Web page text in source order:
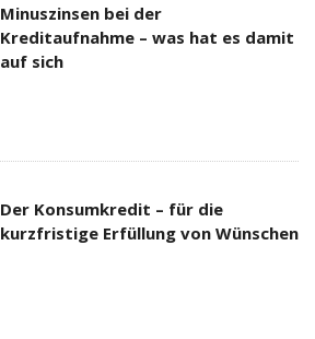
Minuszinsen bei der
Kreditaufnahme – was hat es damit
auf sich
Der Konsumkredit – für die
kurzfristige Erfüllung von Wünschen